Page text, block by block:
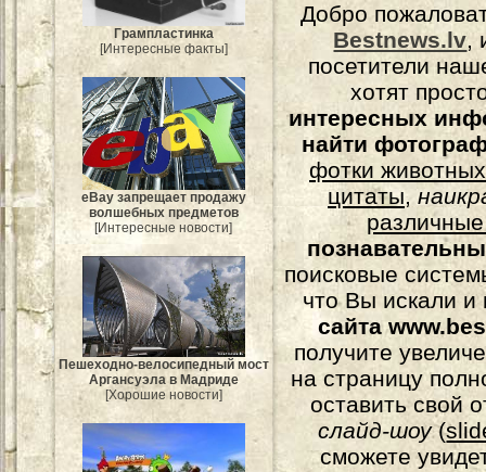
Грампластинка
[Интересные факты]
eBay запрещает продажу
волшебных предметов
[Интересные новости]
Пешеходно-велосипедный мост
Аргансуэла в Мадриде
[Хорошие новости]
Добро
Bestnews.lv,
посетители
хотят
интересных
найти
фотки животных
цитаты,
поисковые
что Вы искали и
сайта
получите
на страницу
оставить свой
слайд-шоу(
сможете